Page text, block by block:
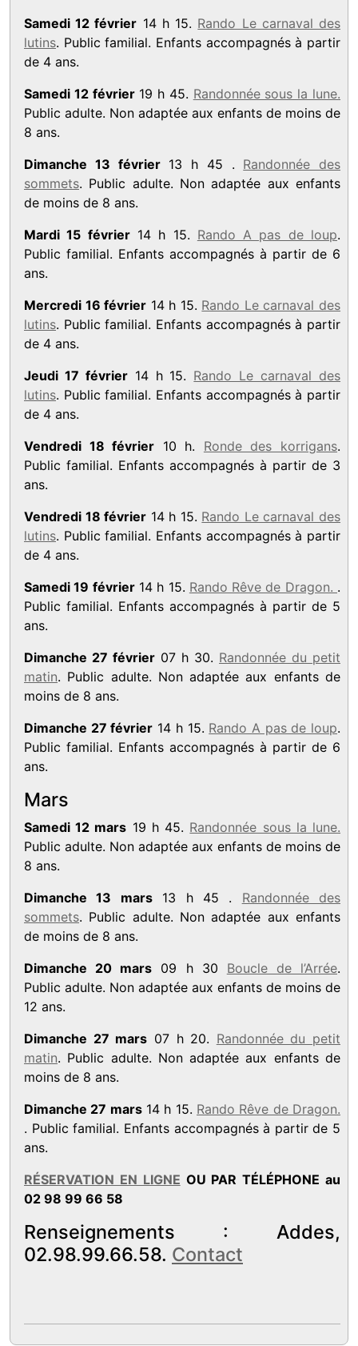
Samedi 12 février 14 h 15. Rando Le carnaval des
lutins. Public familial. Enfants accompagnés à partir
de 4 ans.
Samedi 12 février19 h 45. Randonnée sous la lune.
Public adulte. Non adaptée aux enfants de moins de
8 ans.
Dimanche 13 février13 h 45 . Randonnée des
sommets. Public adulte. Non adaptée aux enfants
de moins de 8 ans.
Mardi 15 février14 h 15. Rando A pas de loup.
Public familial. Enfants accompagnés à partir de 6
ans.
Mercredi 16 février 14 h 15. Rando Le carnaval des
lutins. Public familial. Enfants accompagnés à partir
de 4 ans.
Jeudi 17 février14 h 15. Rando Le carnaval des
lutins. Public familial. Enfants accompagnés à partir
de 4 ans.
Vendredi 18 février 10 h. Ronde des korrigans.
Public familial. Enfants accompagnés à partir de 3
ans.
Vendredi 18 février 14 h 15. Rando Le carnaval des
lutins. Public familial. Enfants accompagnés à partir
de 4 ans.
Samedi 19 février14 h 15. Rando Rêve de Dragon. .
Public familial. Enfants accompagnés à partir de 5
ans.
Dimanche 27 février 07 h 30. Randonnée du petit
matin. Public adulte. Non adaptée aux enfants de
moins de 8 ans.
Dimanche 27 février 14 h 15. Rando A pas de loup.
Public familial. Enfants accompagnés à partir de 6
ans.
Mars
Samedi 12 mars 19 h 45. Randonnée sous la lune.
Public adulte. Non adaptée aux enfants de moins de
8 ans.
Dimanche 13 mars13 h 45 . Randonnée des
sommets. Public adulte. Non adaptée aux enfants
de moins de 8 ans.
Dimanche 20 mars 09 h 30 Boucle de l’Arrée.
Public adulte. Non adaptée aux enfants de moins de
12 ans.
Dimanche 27 mars 07 h 20. Randonnée du petit
matin. Public adulte. Non adaptée aux enfants de
moins de 8 ans.
Dimanche 27 mars14 h 15. Rando Rêve de Dragon.
. Public familial. Enfants accompagnés à partir de 5
ans.
RÉSERVATION EN LIGNE OU PAR TÉLÉPHONE au
02 98 99 66 58
Renseignements : Addes,
02.98.99.66.58. Contact